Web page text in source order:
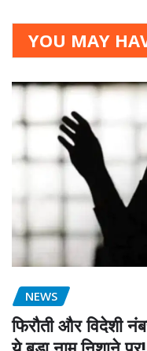
YOU MAY
NEWS
फिरौती और विदेशी